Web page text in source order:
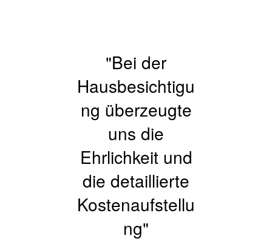
"Bei der
Hausbesichtigu
ng überzeugte
uns die
Ehrlichkeit und
die detaillierte
Kostenaufstellu
ng"